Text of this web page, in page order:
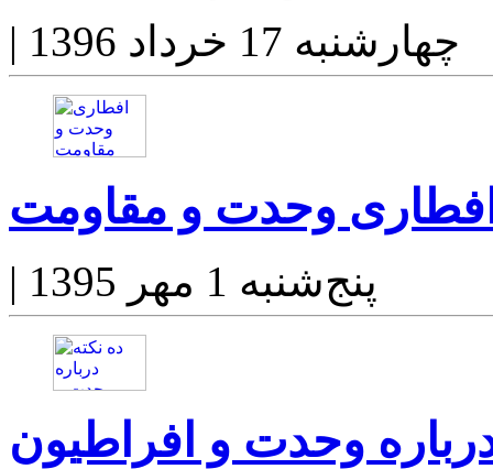
|
چهارشنبه 17 خرداد 1396
وحدت و مقاومت
| پنج‌شنبه 1 مهر 1395
وحدت و افراطیون